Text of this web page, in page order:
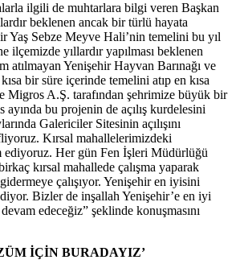
ilgili de muhtarlara bilgi veren Başkan
beklenen ancak bir türlü hayata
Yaş Sebze Meyve Hali’nin temelini bu yıl
ilçemizde yıllardır yapılması beklenen
atılmayan Yenişehir Hayvan Barınağı ve
bir süre içerinde temelini atıp en kısa
Migros A.Ş. tarafından şehrimize büyük bir
ayında bu projenin de açılış kurdelesini
Galericiler Sitesinin açılışını
Kırsal mahallelerimizdeki
ediyoruz. Her gün Fen İşleri Müdürlüğü
kırsal mahallede çalışma yaparak
gidermeye çalışıyor. Yenişehir en iyisini
Bizler de inşallah Yenişehir’e en iyi
edeceğiz” şeklinde konuşmasını
İÇİN BURADAYIZ’